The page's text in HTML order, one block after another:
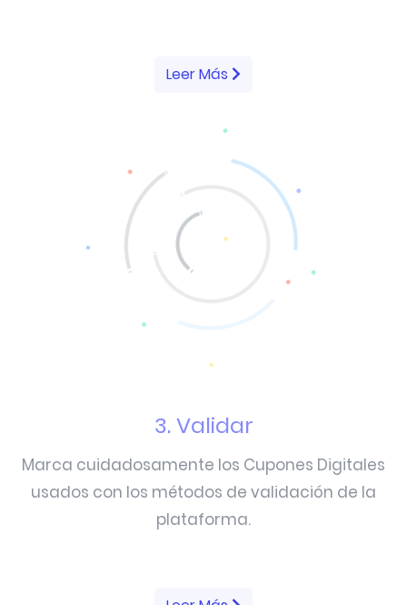
Leer Más
3. Validar
Marca cuidadosamente los Cupones Digitales
usados con los métodos de validación de la
plataforma.